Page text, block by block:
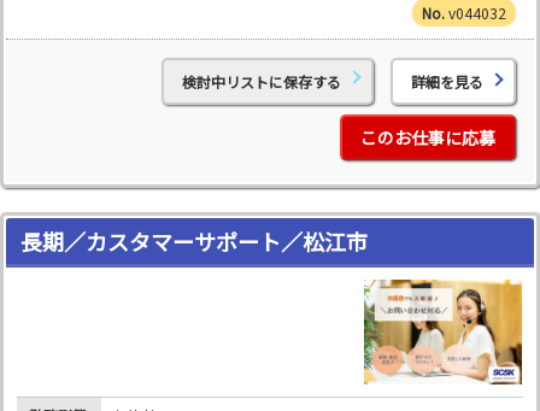
v044032
検討中リストに保存する 詳細を見る
このお仕事に応募
長期／カスタマーサポート／松江市